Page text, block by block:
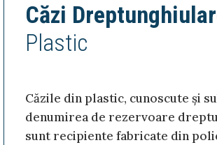
Căzi
Plastic
Căzile din plastic, cunoscute și
denumirea de rezervoare
sunt recipiente fabricate din